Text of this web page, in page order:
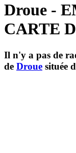
Droue -
CARTE
Il n'y a pas de
de Droue située